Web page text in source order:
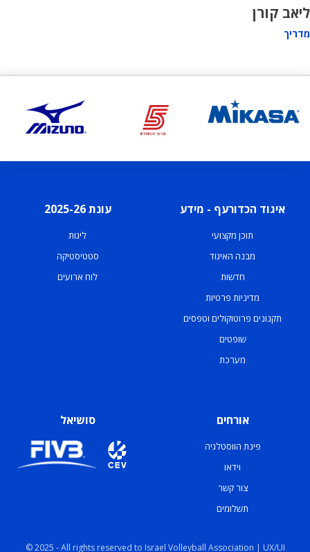
ליאב קורן
מדריך
איגוד הכדורעף - מידע
תוכן מקצועי
מבנה האיגוד
חדשות
מדיניות פרטיות
תקנונים פרוטוקולים וטפסים
שופטים
מערכת
עונת 2025-26
ליגות
סטטיסטיקה
לוח ארועים
אורחים
פינת הווסטלגיה
וידאו
צור קשר
תשלומים
סושיאל
© 2025 - All rights reserved to Israel Volleyball Association | UX/UI